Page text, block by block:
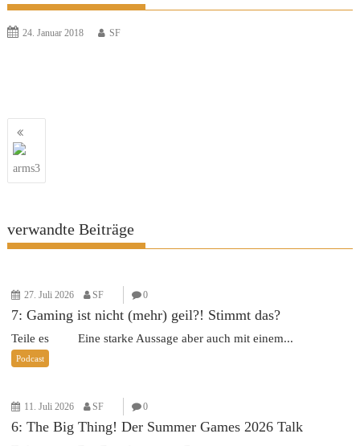
24. Januar 2018 SF
Beitragsnavigation
arms3
verwandte Beiträge
27. Juli 2026 SF 0
7: Gaming ist nicht (mehr) geil?! Stimmt das?
Teile es Eine starke Aussage aber auch mit einem...
Podcast
11. Juli 2026 SF 0
6: The Big Thing! Der Summer Games 2026 Talk